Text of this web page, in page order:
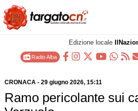
Edizione locale
Radio Alba
CRONACA- 29 giugno 2026, 15:11
Ramo pericolante sui